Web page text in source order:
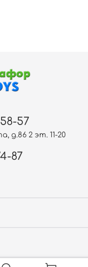
57
д.86 2 эт. 11-20
87